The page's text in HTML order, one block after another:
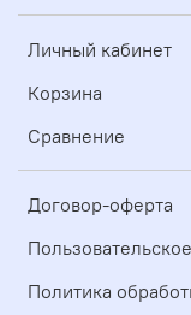
Личный кабинет
Корзина
Сравнение
Договор-оферта
Политика